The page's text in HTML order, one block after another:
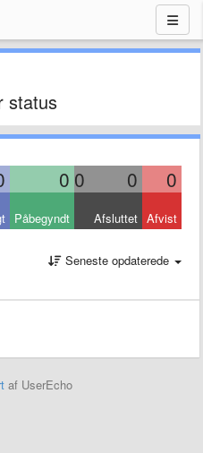
status
0 0 0 0
Påbegyndt Afsluttet Afvist
Seneste opdaterede
af UserEcho